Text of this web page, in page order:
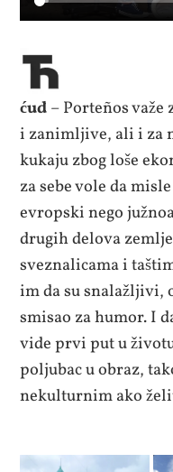
ćud– Porteños
i zanimljive, ali i za
kukaju zbog loše
za sebe vole da
evropski nego
drugih delova
sveznalicama i
im da su snalažljivi,
smisao za humor. I
vide prvi put u
poljubac u obraz,
nekulturnim ako